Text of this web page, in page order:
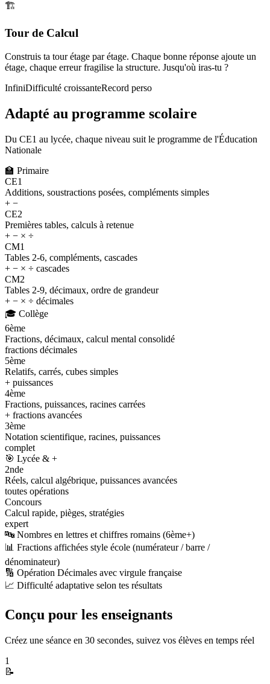
🏗️
Tour de Calcul
Construis ta tour étage par étage. Chaque bonne réponse ajoute un
étage, chaque erreur fragilise la structure. Jusqu'où iras-tu ?
InfiniDifficulté croissanteRecord perso
Adapté au programme scolaire
Du CE1 au lycée, chaque niveau suit le programme de l'Éducation
Nationale
🏫 Primaire
CE1
Additions, soustractions posées, compléments simples
+ −
CE2
Premières tables, calculs à retenue
+ − × ÷
CM1
Tables 2-6, compléments, cascades
+ − × ÷ cascades
CM2
Tables 2-9, décimaux, ordre de grandeur
+ − × ÷ décimales
🎓 Collège
6ème
Fractions, décimaux, calcul mental consolidé
fractions décimales
5ème
Relatifs, carrés, cubes simples
+ puissances
4ème
Fractions, puissances, racines carrées
+ fractions avancées
3ème
Notation scientifique, racines, puissances
complet
🎯 Lycée & +
2nde
Réels, calcul algébrique, puissances avancées
toutes opérations
Concours
Calcul rapide, pièges, stratégies
expert
🔤 Nombres en lettres et chiffres romains (6ème+)
📊 Fractions affichées style école (numérateur / barre /
dénominateur)
🔢 Opération Décimales avec virgule française
📈 Difficulté adaptative selon tes résultats
Conçu pour les enseignants
Créez une séance en 30 secondes, suivez vos élèves en temps réel
1
📝